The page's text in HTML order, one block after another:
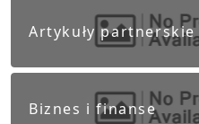
Artykuły partnerskie
Biznes i finanse